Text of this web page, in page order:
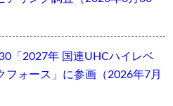
「2027年 国連UHCハイレベ
フォース」に参画（2026年7月